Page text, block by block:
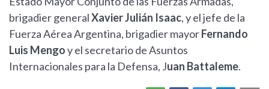
brigadier generalXavier Julián Isaac, y el jefe de la
Fuerza Aérea Argentina, brigadier mayorFernando
Luis Mengoy el secretario de Asuntos
Internacionales para la Defensa, Juan Battaleme.